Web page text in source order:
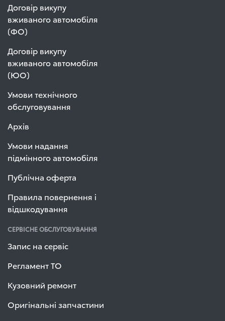
Договір викупу
вживаного автомобіля
(ФО)
Договір викупу
вживаного автомобіля
(ЮО)
Умови технічного
обслуговування
Архів
Умови надання
підмінного автомобіля
Публічна оферта
Правила повернення і
відшкодування
СЕРВІСНЕ ОБСЛУГОВУВАННЯ
Запис на сервіс
Регламент ТО
Кузовний ремонт
Оригінальні запчастини